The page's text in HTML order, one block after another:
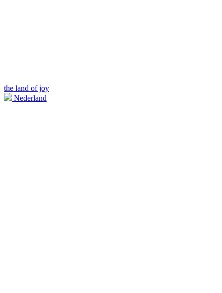
the land of joy
Nederland